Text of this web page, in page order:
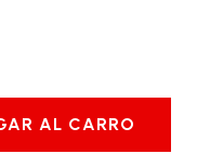
AL CARRO